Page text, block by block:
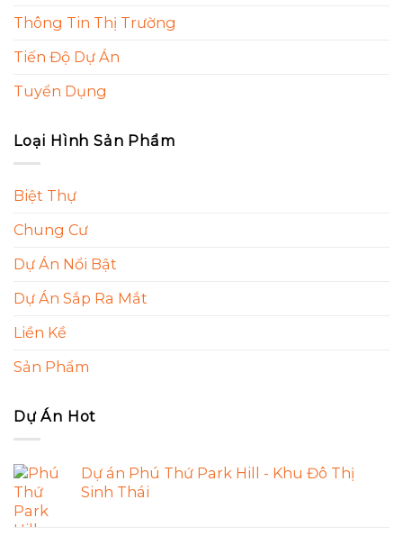
Thông Tin Thị Trường
Tiến Độ Dự Án
Tuyển Dụng
Loại Hình Sản Phẩm
Biệt Thự
Chung Cư
Dự Án Nổi Bật
Dự Án Sắp Ra Mắt
Liền Kề
Sản Phẩm
Dự Án Hot
Dự án Phú Thứ Park Hill - Khu Đô Thị
Sinh Thái